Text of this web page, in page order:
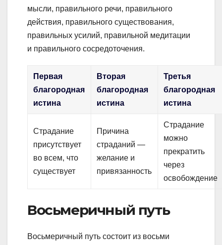
мысли, правильного речи, правильного
действия, правильного существования,
правильных усилий, правильной медитации
и правильного сосредоточения.
Первая
благородная
истина
Вторая
благородная
истина
Третья
благородная
истина
Страдание
присутствует
во всем, что
существует
Причина
страданий —
желание и
привязанность
Страдание
можно
прекратить
через
освобождение
Восьмеричный путь
Восьмеричный путь состоит из восьми